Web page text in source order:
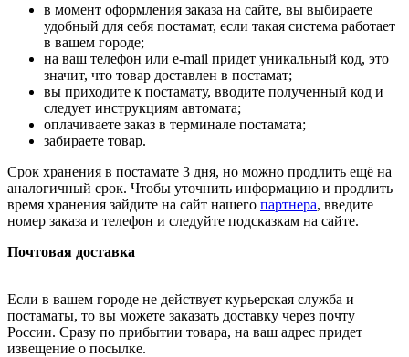
в момент оформления заказа на сайте, вы выбираете
удобный для себя постамат, если такая система работает
в вашем городе;
на ваш телефон или e-mail придет уникальный код, это
значит, что товар доставлен в постамат;
вы приходите к постамату, вводите полученный код и
следует инструкциям автомата;
оплачиваете заказ в терминале постамата;
забираете товар.
Срок хранения в постамате 3 дня, но можно продлить ещё на
аналогичный срок. Чтобы уточнить информацию и продлить
время хранения зайдите на сайт нашего партнера, введите
номер заказа и телефон и следуйте подсказкам на сайте.
Почтовая доставка
Если в вашем городе не действует курьерская служба и
постаматы, то вы можете заказать доставку через почту
России. Сразу по прибытии товара, на ваш адрес придет
извещение о посылке.